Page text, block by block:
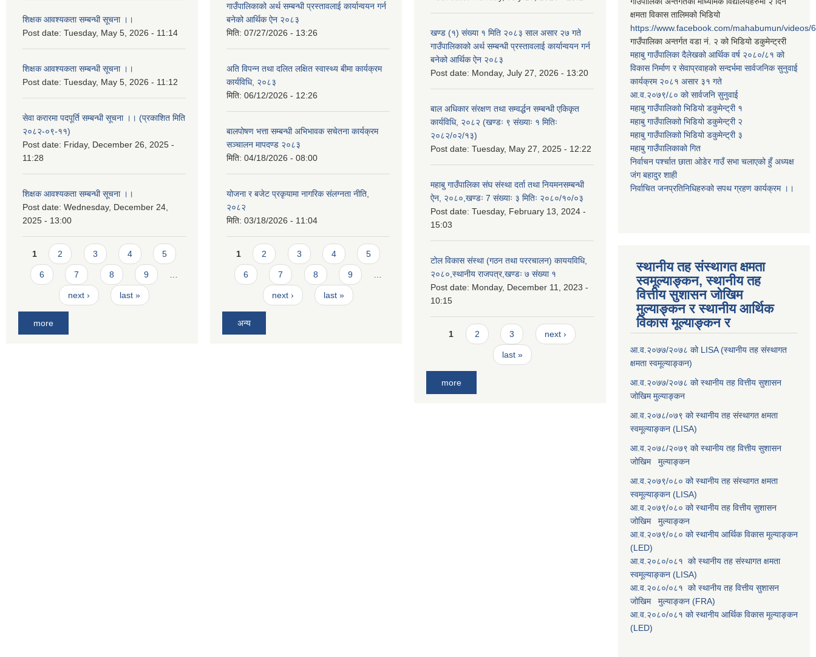
शिक्षक आवश्यकता सम्बन्धी सूचना ।।
Post date: Tuesday, May 5, 2026 - 11:14
शिक्षक आवश्यकता सम्बन्धी सूचना ।।
Post date: Tuesday, May 5, 2026 - 11:12
सेवा करारमा पदपूर्ति सम्बन्धी सूचना ।। (प्रकाशित मिति
२०८२-०९-११)
Post date: Friday, December 26, 2025 -
11:28
शिक्षक आवश्यकता सम्बन्धी सूचना ।।
Post date: Wednesday, December 24,
2025 - 13:00
Pages
1 2 3 4 5
6 7 8 9
next › last »
more
गाउँपालिकाको अर्थ सम्बन्धी प्रस्तावलाई कार्यान्वयन गर्न
बनेको आर्थिक ऐन २०८३
मिति: 07/27/2026 - 13:26
अति विपन्न तथा दलित लक्षित स्वास्थ्य बीमा कार्यक्रम
कार्यविधि, २०८३
मिति: 06/12/2026 - 12:26
बालपोषण भत्ता सम्बन्धी अभिभावक सचेतना कार्यक्रम
सञ्चालन मापदण्ड २०८३
मिति: 04/18/2026 - 08:00
योजना र बजेट प्रकृयामा नागरिक संलग्नता नीति,
२०८२
मिति: 03/18/2026 - 11:04
Pages
1 2 3 4 5
6 7 8 9
next › last »
अन्य
खण्ड (१) संख्या १ मिति २०८३ साल असार २७ गते
गाउँपालिकाको अर्थ सम्बन्धी प्रस्तावलाई कार्यान्वयन गर्न
बनेको आर्थिक ऐन २०८३
Post date: Monday, July 27, 2026 - 13:20
बाल अधिकार संरक्षण तथा सम्वर्द्धन सम्बन्धी एकिकृत
कार्यविधि, २०८२ (खण्डः ९ संख्याः १ मितिः
२०८२/०२/१३)
Post date: Tuesday, May 27, 2025 - 12:22
महाबु गाउँपालिका संघ संस्था दर्ता तथा नियमनसम्बन्धी
ऐन, २०८०,खण्डः 7 संख्याः ३ मितिः २०८०/१०/०३
Post date: Tuesday, February 13, 2024 -
15:03
टोल विकास संस्था (गठन तथा पररचालन) काययविधि,
२०८०,स्थानीय राजपत्र,खण्डः ७ संख्या १
Post date: Monday, December 11, 2023 -
10:15
Pages
1 2 3 next ›
last »
more
क्षमता विकास तालिमको भिडियो
https://www.facebook.com/mahabumun/videos/
गाउँपालिका अन्तर्गत वडा नं. २ को भिडियो डकुमेन्ट्ररी
महाबु गाउँपालिका दैलेखको आर्थिक वर्ष २०८०/८१ को
विकास निर्माण र सेवाप्रवाहको सन्दर्भमा सार्वजनिक सुनुवाई
कार्यक्रम २०८१ असार ३१ गते
आ.व.२०७९/८० को सार्वजनि सुनुवाई
महाबु गाउँपालिकाो भिडियो डकुमेन्ट्री १
महाबु गाउँपालिकाो भिडियो डकुमेन्ट्री २
महाबु गाउँपालिकाो भिडियो डकुमेन्ट्री ३
महाबु गाउँपालिकाको गित
निर्वाचन पर्श्चात छाता ओडेर गाउँ सभा चलाएको हुँ अध्यक्ष
जंग बहादुर शाही
निर्वाचित जनप्रतिनिधिहरुको सपथ ग्रहण कार्यक्रम ।।
स्थानीय तह संस्थागत क्षमता
स्वमूल्याङ्कन, स्थानीय तह
वित्तीय सुशासन जोखिम
मुल्याङ्कन र स्थानीय आर्थिक
विकास मूल्याङ्कन र
आ.व.२०७७/२०७८ को LISA (स्थानीय तह संस्थागत
क्षमता स्वमूल्याङ्कन)
आ.व.२०७७/२०७८ को स्थानीय तह वित्तीय सुशासन
जोखिम मुल्याङ्कन
आ.व.२०७८/०७९ को स्थानीय तह संस्थागत क्षमता
स्वमूल्याङ्कन (LISA)
आ.व.२०७८/२०७९ को स्थानीय तह वित्तीय सुशासन
जोखिम मुल्याङ्कन
आ.व.२०७९/०८० को स्थानीय तह संस्थागत क्षमता
स्वमूल्याङ्कन (LISA)
आ.व.२०७९/०८० को स्थानीय तह वित्तीय सुशासन
जोखिम मुल्याङ्कन
आ.व.२०७९/०८० को स्थानीय आर्थिक विकास मूल्याङ्कन
(LED)
आ.व.२०८०/०८१ को स्थानीय तह संस्थागत क्षमता
स्वमूल्याङ्कन (LISA)
आ.व.२०८०/०८१ को स्थानीय तह वित्तीय सुशासन
जोखिम मुल्याङ्कन (FRA)
आ.व.२०८०/०८१ को स्थानीय आर्थिक विकास मूल्याङ्कन
(LED)